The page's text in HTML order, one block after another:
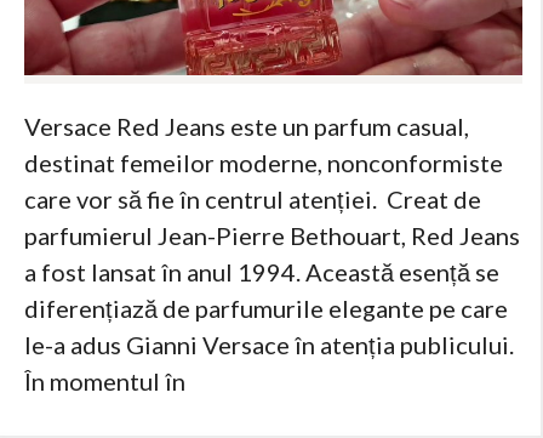
Versace Red Jeans este un parfum casual,
destinat femeilor moderne, nonconformiste
care vor să fie în centrul atenției. Creat de
parfumierul Jean-Pierre Bethouart, Red Jeans
a fost lansat în anul 1994. Această esență se
diferențiază de parfumurile elegante pe care
le-a adus Gianni Versace în atenția publicului.
În momentul în